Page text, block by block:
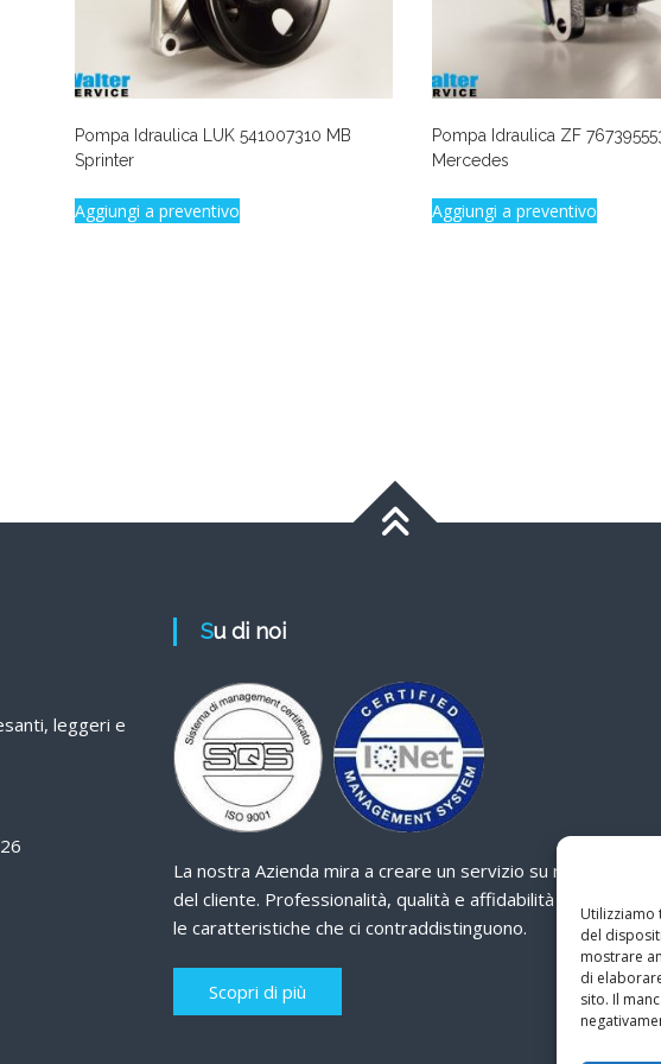
Utilizziamo
del
mostrare
di
sito. Il
Pompa Idraulica LUK 541007310 MB
Sprinter
Aggiungi a preventivo
Pompa Idraulica ZF
Mercedes
Aggiungi a preventivo
leggeri e
Su di noi
La nostra Azienda mira a creare un servizio su misura
del cliente. Professionalità, qualità e affidabilità sono
le caratteristiche che ci contraddistinguono.
Scopri di più